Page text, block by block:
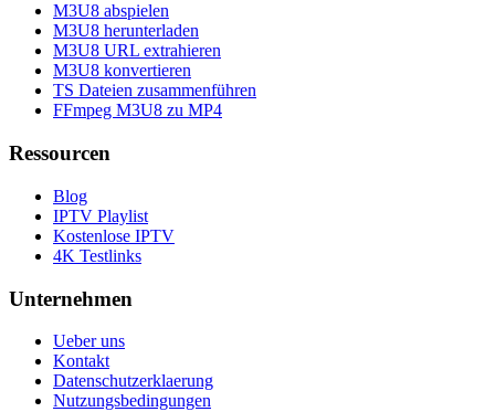
M3U8 abspielen
M3U8 herunterladen
M3U8 URL extrahieren
M3U8 konvertieren
TS Dateien zusammenführen
FFmpeg M3U8 zu MP4
Ressourcen
Blog
IPTV Playlist
Kostenlose IPTV
4K Testlinks
Unternehmen
Ueber uns
Kontakt
Datenschutzerklaerung
Nutzungsbedingungen